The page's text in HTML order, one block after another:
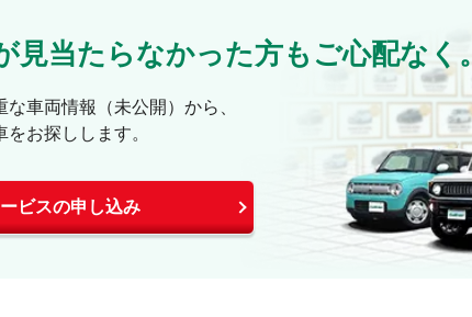
見当たらなかった方もご心配なく。
車両情報（未公開）から、
お探しします。
ビスの申し込み